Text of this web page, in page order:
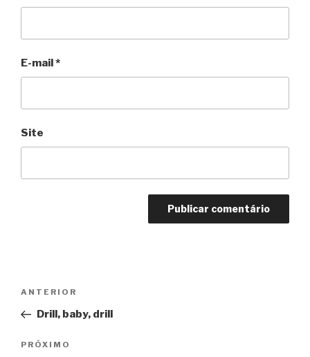
E-mail*
Site
Post
Anterior
ANTERIOR
Drill, baby, drill
Próximo
PRÓXIMO